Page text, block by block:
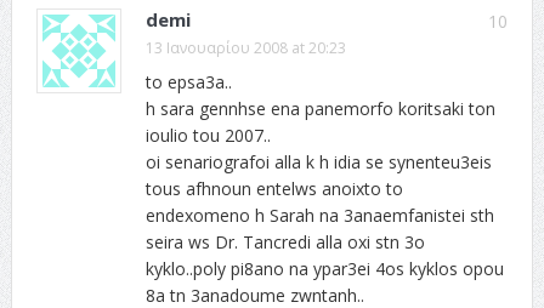
10
demi
13 Ιανουαρίου 2008 at 20:23
to epsa3a..
h sara gennhse ena panemorfo koritsaki ton
ioulio tou 2007..
oi senariografoi alla k h idia se synenteu3eis
tous afhnoun entelws anoixto to
endexomeno h Sarah na 3anaemfanistei sth
seira ws Dr. Tancredi alla oxi stn 3o
kyklo..poly pi8ano na ypar3ei 4os kyklos opou
8a tn 3anadoume zwntanh..